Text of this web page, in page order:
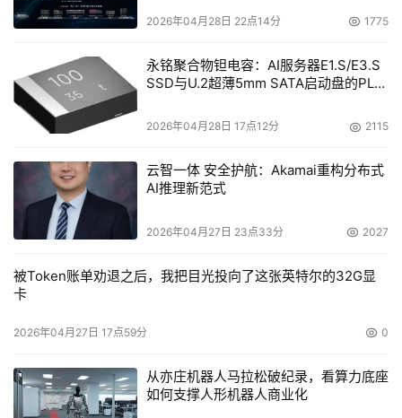
2026年04月28日 22点14分 1775
永铭聚合物钽电容：AI服务器E1.S/E3.S
SSD与U.2超薄5mm SATA启动盘的PLP
2026年04月28日 17点12分 2115
云智一体 安全护航：Akamai重构分布式
AI推理新范式
2026年04月27日 23点33分 2027
被Token账单劝退之后，我把目光投向了这张英特尔的32G显
卡
2026年04月27日 17点59分 0
从亦庄机器人马拉松破纪录，看算力底座
如何支撑人形机器人商业化